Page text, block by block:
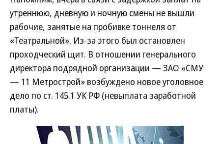
утреннюю, дневную и ночную смены не вышли
рабочие, занятые на пробивке тоннеля от
«Театральной». Из-за этого был остановлен
проходческий щит. В отношении генерального
директора подрядной организации — ЗАО «СМУ
— 11 Метрострой» возбуждено новое уголовное
дело по ст. 145.1 УК РФ (невыплата заработной
платы).